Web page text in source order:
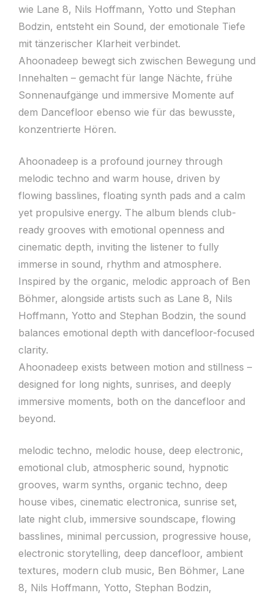
wie Lane 8, Nils Hoffmann, Yotto und Stephan
Bodzin, entsteht ein Sound, der emotionale Tiefe
mit tänzerischer Klarheit verbindet.
Ahoonadeep bewegt sich zwischen Bewegung und
Innehalten – gemacht für lange Nächte, frühe
Sonnenaufgänge und immersive Momente auf
dem Dancefloor ebenso wie für das bewusste,
konzentrierte Hören.
Ahoonadeep is a profound journey through
melodic techno and warm house, driven by
flowing basslines, floating synth pads and a calm
yet propulsive energy. The album blends club-
ready grooves with emotional openness and
cinematic depth, inviting the listener to fully
immerse in sound, rhythm and atmosphere.
Inspired by the organic, melodic approach of Ben
Böhmer, alongside artists such as Lane 8, Nils
Hoffmann, Yotto and Stephan Bodzin, the sound
balances emotional depth with dancefloor-focused
clarity.
Ahoonadeep exists between motion and stillness –
designed for long nights, sunrises, and deeply
immersive moments, both on the dancefloor and
beyond.
melodic techno, melodic house, deep electronic,
emotional club, atmospheric sound, hypnotic
grooves, warm synths, organic techno, deep
house vibes, cinematic electronica, sunrise set,
late night club, immersive soundscape, flowing
basslines, minimal percussion, progressive house,
electronic storytelling, deep dancefloor, ambient
textures, modern club music, Ben Böhmer, Lane
8, Nils Hoffmann, Yotto, Stephan Bodzin,